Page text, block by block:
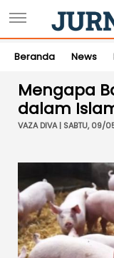
Beranda News
Mengapa
dalam
VAZA DIVA | SABTU,